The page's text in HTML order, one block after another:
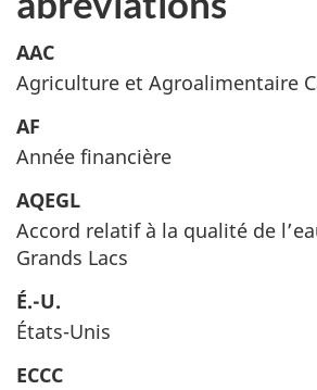
AAC
Agriculture et Agroalimentaire
AF
Année financière
AQEGL
Accord relatif à la qualité de
Grands Lacs
É.-U.
États-Unis
ECCC